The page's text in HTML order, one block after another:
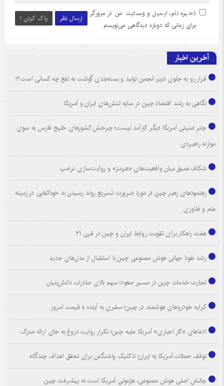
ارسال نظر پاک کردن !
ذخیره نام، ایمیل و وبسایت من در مرورگر
برای زمانی که دوباره دیدگاهی می‌نویسم.
آخرین اخبار
فرار رو به جلوی دبیر انجمن تولید و بسته‌بندی گوشت به نفع چه کسانی است؟!
نگاهی به رشد اقتصاد چین در سایه تنش‌های ایران و آمریکا
چتر امنیتی آمریکا دیگر کارآمد نیست؛ چرخش کشورهای خلیج فارس به سوی
موازنه راهبردی
شکاف عمیق میان واقعیت‌های «هرمز» و روایت‌سازی ترامپ
رهنمودهای رهبر چین در مورد ضرورت تسریع روند رسیدن به خودکفایی در زمینه
علم و فناوری
هفت راهکار برای تقویت روابط ایران و چین در قرن ۲۱
رشد نفوذ جهانی هوش مصنوعی چین با استقبال از مدل‌های جدید
تجارت خدمات چین در مسیر صعود؛ سهم بالای صادرات دانش‌بنیان
کرایه خودروهای هوشمند در چین؛ سفری به آینده با قیمت امروز
ادعاهای «کار اجباری» آمریکا علیه چین؛ تکرار روایت دروغ به جای ارائه مدرک
توقف حملات آمریکا به ایران؛ تاکتیک واشنگتن برای تحقق اهداف چندگانه
چالش اصلی هوش مصنوعی، هژمونی آمریکا است نه پیشرفت چین